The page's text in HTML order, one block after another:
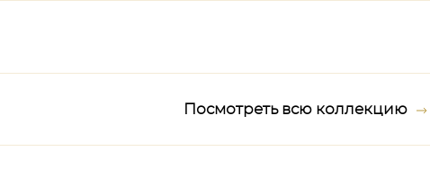
Посмотреть всю коллекцию